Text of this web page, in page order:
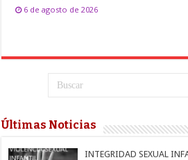
6 de agosto de 2026
Últimas Noticias
INTEGRIDAD SEXUAL